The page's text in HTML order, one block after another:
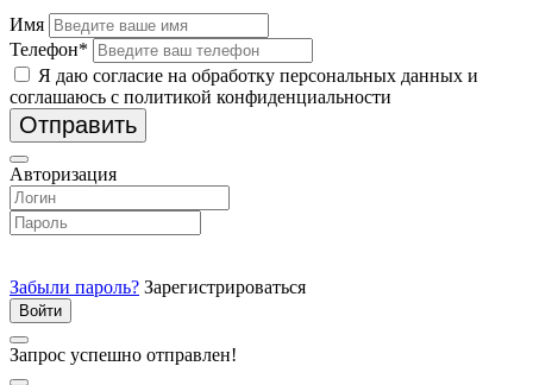
Имя
Телефон*
Я даю согласие на обработку персональных данных и
соглашаюсь с политикой конфиденциальности
Отправить
Авторизация
Забыли пароль? Зарегистрироваться
Запрос успешно отправлен!